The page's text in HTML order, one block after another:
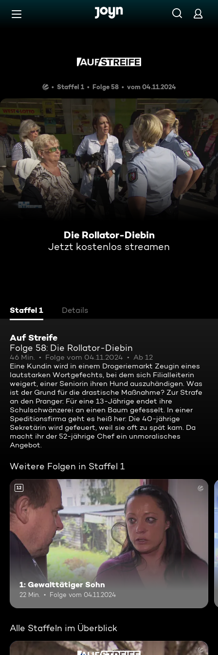
Zum Inhalt springen
Staffel 1 Folge 58 vom 04.11.2024
Die Rollator-Diebin
Jetzt kostenlos streamen
Staffel 1 Details
Auf Streife
Folge 58: Die Rollator-Diebin
46 Min. Folge vom 04.11.2024
Ab 12
Eine Kundin wird in einem Drogeriemarkt Zeugin eines
lautstarken Wortgefechts, bei dem sich Filialleiterin
weigert, einer Seniorin ihren Hund auszuhändigen. Was
ist der Grund für die drastische Maßnahme? Zur Strafe
an den Pranger: Für eine 13-Jährige endet ihre
Schulschwänzerei an einen Baum gefesselt. In einer
Speditionsfirma geht es heiß her: Die 40-jährige
Sekretärin wird gefeuert, weil sie oft zu spät kam. Da
macht ihr der 52-jährige Chef ein unmoralisches
Angebot.
Weitere Folgen in Staffel 1
12
1: Gewalttätiger Sohn
22 Min. Folge vom 04.11.2024
Alle Staffeln im Überblick